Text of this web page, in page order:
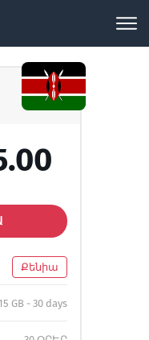
Քենիա
15 GB - 30 days